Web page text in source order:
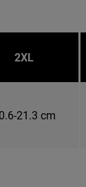
2XL
21.3 cm